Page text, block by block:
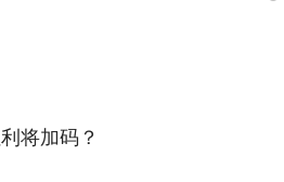
将加码？